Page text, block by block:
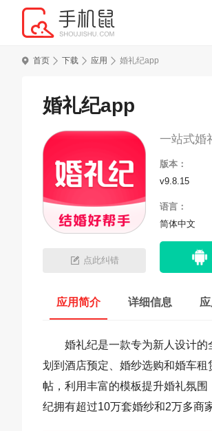
首页 下载 应用 婚礼纪app
婚礼纪app
点此纠错
一站式婚
版本：
v9.8.15
语言：
简体中文
应用简介 详细信息
婚礼纪是一款专为新人设计
划到酒店预定、婚纱选购和婚车
帖，利用丰富的模板提升婚礼氛
纪拥有超过10万套婚纱和2万多商